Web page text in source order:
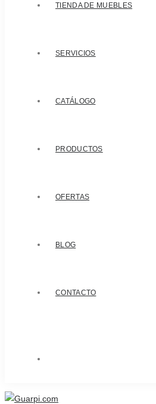
TIENDA DE MUEBLES
SERVICIOS
CATÁLOGO
PRODUCTOS
OFERTAS
BLOG
CONTACTO